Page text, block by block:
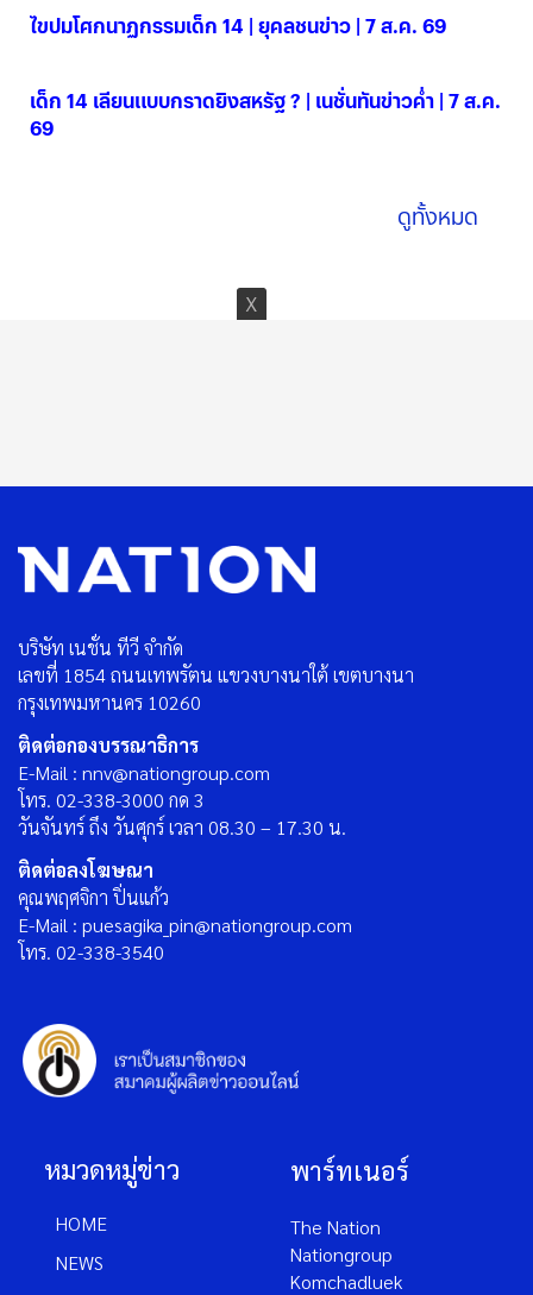
ไขปมโศกนาฏกรรมเด็ก 14 | ยุคลชนข่าว | 7 ส.ค. 69
เด็ก 14 เลียนแบบกราดยิงสหรัฐ ? | เนชั่นทันข่าวค่ำ | 7 ส.ค.
69
ดูทั้งหมด
บริษัท เนชั่น ทีวี จำกัด
เลขที่ 1854 ถนนเทพรัตน แขวงบางนาใต้ เขตบางนา
กรุงเทพมหานคร 10260
ติดต่อกองบรรณาธิการ
E-Mail : nnv@nationgroup.com
โทร. 02-338-3000 กด 3
วันจันทร์ ถึง วันศุกร์ เวลา 08.30 – 17.30 น.
ติดต่อลงโฆษณา
คุณพฤศจิกา ปิ่นแก้ว
E-Mail : puesagika_pin@nationgroup.com
โทร. 02-338-3540
หมวดหมู่ข่าว
HOME
NEWS
พาร์ทเนอร์
The Nation
Nationgroup
Komchadluek